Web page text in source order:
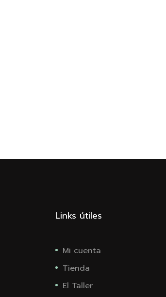
Links útiles
Mi cuenta
Tienda
El Taller